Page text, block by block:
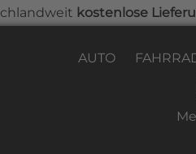
kostenlose
AUTO